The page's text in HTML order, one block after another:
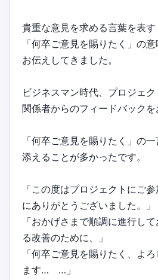
貴重な意見を求める言葉を表す
「何卒ご意見を賜りたく」の
お伝えしてきました。
ビジネスマン時代、プロジェ
関係者からのフィードバック
「何卒ご意見を賜りたく」の
添えることが多かったです。
「この度はプロジェクトにご
にありがとうございました。」
「おかげさまで順調に進行し
る改善のために、」
「何卒ご意見を賜りたく、よ
ます… …」